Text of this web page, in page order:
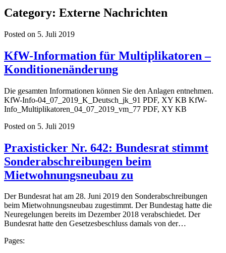
Category: Externe Nachrichten
Posted on 5. Juli 2019
KfW-Information für Multiplikatoren –
Konditionenänderung
Die gesamten Informationen können Sie den Anlagen entnehmen.
KfW-Info-04_07_2019_K_Deutsch_jk_91 PDF, XY KB KfW-
Info_Multiplikatoren_04_07_2019_vm_77 PDF, XY KB
Posted on 5. Juli 2019
Praxisticker Nr. 642: Bundesrat stimmt
Sonderabschreibungen beim
Mietwohnungsneubau zu
Der Bundesrat hat am 28. Juni 2019 den Sonderabschreibungen
beim Mietwohnungsneubau zugestimmt. Der Bundestag hatte die
Neuregelungen bereits im Dezember 2018 verabschiedet. Der
Bundesrat hatte den Gesetzesbeschluss damals von der…
Pages: